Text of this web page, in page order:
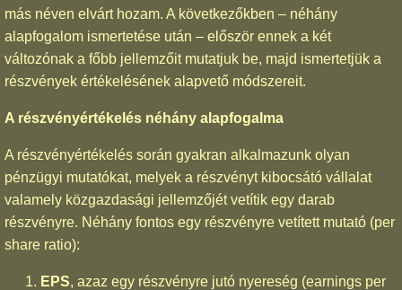
más néven elvárt hozam. A következőkben – néhány
alapfogalom ismertetése után – először ennek a két
változónak a főbb jellemzőit mutatjuk be, majd ismertetjük a
részvények értékelésének alapvető módszereit.
A részvényértékelés néhány alapfogalma
A részvényértékelés során gyakran alkalmazunk olyan
pénzügyi mutatókat, melyek a részvényt kibocsátó vállalat
valamely közgazdasági jellemzőjét vetítik egy darab
részvényre. Néhány fontos egy részvényre vetített mutató (per
share ratio):
EPS, azaz egy részvényre jutó nyereség (earnings per